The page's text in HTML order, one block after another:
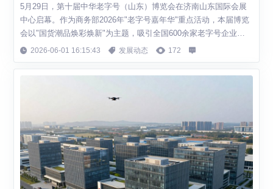
5月29日，第十届中华老字号（山东）博览会在济南山东国际会展
中心启幕。作为商务部2026年"老字号嘉年华"重点活动，本届博览
会以"国货潮品焕彩焕新"为主题，吸引全国600余家老字号企业齐
聚泉城。 本届博览会亮点纷呈。济南本土知名老字号鲁味斋推出博
2026-06-01 16:15:43 发展动态 172